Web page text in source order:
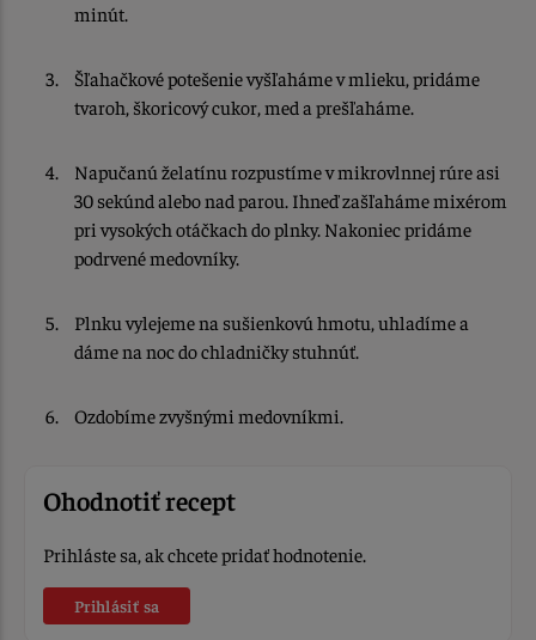
minút.
Šľahačkové potešenie vyšľaháme v mlieku, pridáme
tvaroh, škoricový cukor, med a prešľaháme.
Napučanú želatínu rozpustíme v mikrovlnnej rúre asi
30 sekúnd alebo nad parou. Ihneď zašľaháme mixérom
pri vysokých otáčkach do plnky. Nakoniec pridáme
podrvené medovníky.
Plnku vylejeme na sušienkovú hmotu, uhladíme a
dáme na noc do chladničky stuhnúť.
Ozdobíme zvyšnými medovníkmi.
Ohodnotiť recept
Prihláste sa, ak chcete pridať hodnotenie.
Prihlásiť sa